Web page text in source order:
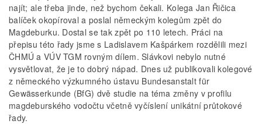
najít; ale třeba jinde, než bychom čekali. Kolega Jan Řičica
balíček okopíroval a poslal německým kolegům zpět do
Magdeburku. Dostal se tak zpět po 110 letech. Práci na
přepisu této řady jsme s Ladislavem Kašpárkem rozdělili mezi
ČHMÚ a VÚV TGM rovným dílem. Slávkovi nebylo nutné
vysvětlovat, že je to dobrý nápad. Dnes už publikovali kolegové
z německého výzkumného ústavu Bundesanstalt für
Gewässerkunde (BfG) dvě studie na téma změny v profilu
magdeburského vodočtu včetně vyčíslení unikátní průtokové
řady.